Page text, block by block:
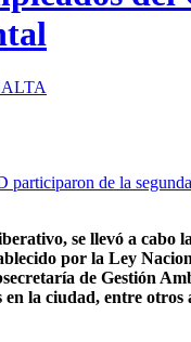
se llevó a
por la Ley
de Gestión
la ciudad, entre otros